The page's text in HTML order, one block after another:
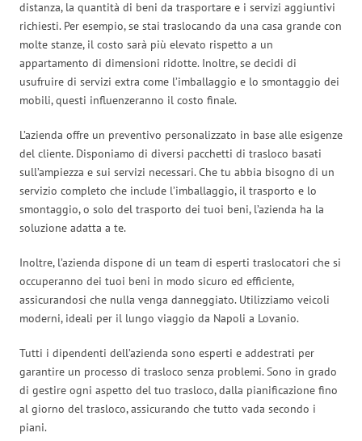
distanza, la quantità di beni da trasportare e i servizi aggiuntivi
richiesti. Per esempio, se stai traslocando da una casa grande con
molte stanze, il costo sarà più elevato rispetto a un
appartamento di dimensioni ridotte. Inoltre, se decidi di
usufruire di servizi extra come l’imballaggio e lo smontaggio dei
mobili, questi influenzeranno il costo finale.
L’azienda offre un preventivo personalizzato in base alle esigenze
del cliente. Disponiamo di diversi pacchetti di trasloco basati
sull’ampiezza e sui servizi necessari. Che tu abbia bisogno di un
servizio completo che include l’imballaggio, il trasporto e lo
smontaggio, o solo del trasporto dei tuoi beni, l’azienda ha la
soluzione adatta a te.
Inoltre, l’azienda dispone di un team di esperti traslocatori che si
occuperanno dei tuoi beni in modo sicuro ed efficiente,
assicurandosi che nulla venga danneggiato. Utilizziamo veicoli
moderni, ideali per il lungo viaggio da Napoli a Lovanio.
Tutti i dipendenti dell’azienda sono esperti e addestrati per
garantire un processo di trasloco senza problemi. Sono in grado
di gestire ogni aspetto del tuo trasloco, dalla pianificazione fino
al giorno del trasloco, assicurando che tutto vada secondo i
piani.